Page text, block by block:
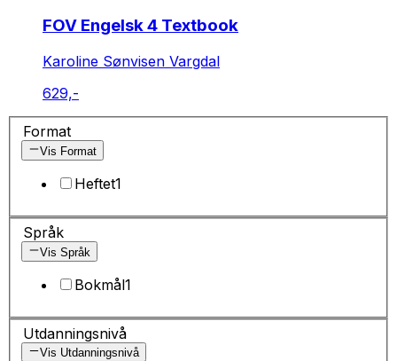
FOV Engelsk 4 Textbook
Karoline Sønvisen Vargdal
629,-
Format
Vis Format
Heftet1
Språk
Vis Språk
Bokmål1
Utdanningsnivå
Vis Utdanningsnivå